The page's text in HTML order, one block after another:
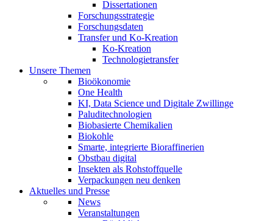
Dissertationen
Forschungsstrategie
Forschungsdaten
Transfer und Ko-Kreation
Ko-Kreation
Technologietransfer
Unsere Themen
Bioökonomie
One Health
KI, Data Science und Digitale Zwillinge
Paluditechnologien
Biobasierte Chemikalien
Biokohle
Smarte, integrierte Bioraffinerien
Obstbau digital
Insekten als Rohstoffquelle
Verpackungen neu denken
Aktuelles und Presse
News
Veranstaltungen